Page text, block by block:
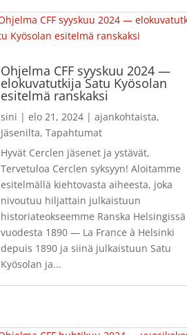
Ohjelma CFF syyskuu 2024 —
elokuvatutkija Satu Kyösolan
esitelmä ranskaksi
sini | elo 21, 2024| ajankohtaista,
Jäsenilta, Tapahtumat
Hyvät Cerclen jäsenet ja ystävät,
Tervetuloa Cerclen syksyyn! Aloitamme
esitelmällä kiehtovasta aiheesta, joka
nivoutuu hiljattain julkaistuun
historiateokseemme Ranska Helsingissä
vuodesta 1890 — La France à Helsinki
depuis 1890 ja siinä julkaistuun Satu
Kyösolan ja...